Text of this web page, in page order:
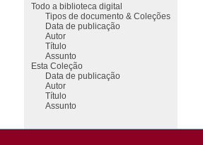
Todo a biblioteca digital
Tipos de documento & Coleções
Data de publicação
Autor
Título
Assunto
Esta Coleção
Data de publicação
Autor
Título
Assunto